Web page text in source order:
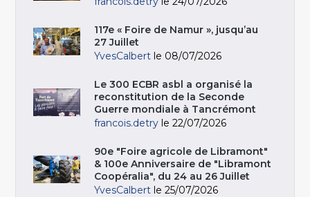
117e « Foire de Namur », jusqu’au
27 Juillet
YvesCalbert le 08/07/2026
Le 300 ECBR asbl a organisé la
reconstitution de la Seconde
Guerre mondiale à Tancrémont
francois.detry le 22/07/2026
90e "Foire agricole de Libramont"
& 100e Anniversaire de "Libramont
Coopéralia", du 24 au 26 Juillet
YvesCalbert le 25/07/2026